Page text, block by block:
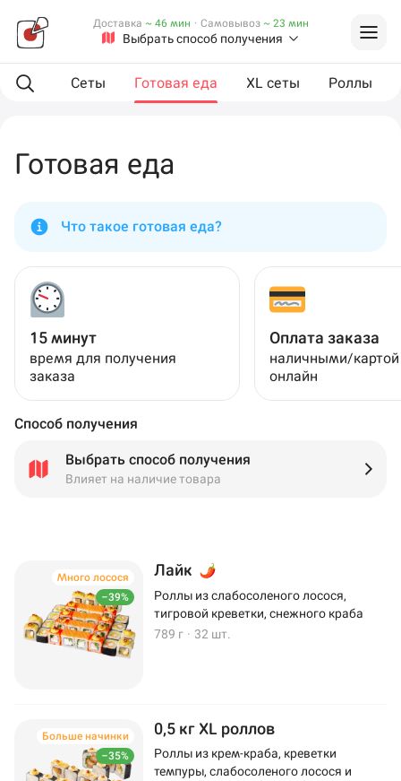
Выбрать способ получения
Доставка ~ 46 мин · Самовывоз ~ 23 мин
Сеты Готовая еда XL сеты Роллы
Готовая еда
Что такое готовая еда?
15 минут
время для получения
заказа
Оплата заказа
наличными/
онлайн
Способ получения
Выбрать способ получения
Влияет на наличие товара
–39%
Много лосося Лайк
Роллы из слабосоленого лосося,
тигровой креветки, снежного краба
789 г · 32 шт.
–35%
Больше начинки 0,5 кг XL роллов
Роллы из крем-краба, креветки
темпуры, слабосоленого лосося и